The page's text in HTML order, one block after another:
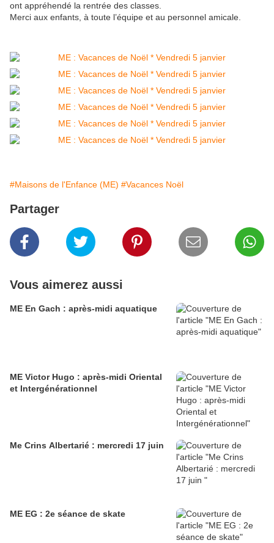
ont appréhendé la rentrée des classes.
Merci aux enfants, à toute l’équipe et au personnel amicale.
#Maisons de l'Enfance (ME) #Vacances Noël
Partager
Vous aimerez aussi
ME En Gach : après-midi aquatique
ME Victor Hugo : après-midi Oriental
et Intergénérationnel
Me Crins Albertarié : mercredi 17 juin
ME EG : 2e séance de skate